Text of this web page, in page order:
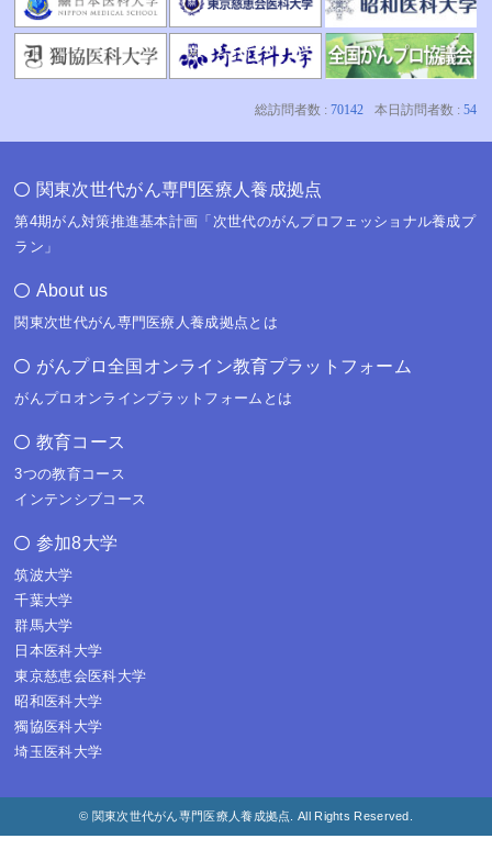
関東次世代がん専門医療人養成拠点
第4期がん対策推進基本計画「次世代のがんプロフェッショナル養成プ
ラン」
About us
関東次世代がん専門医療人養成拠点とは
がんプロ全国オンライン教育プラットフォーム
がんプロオンラインプラットフォームとは
教育コース
3つの教育コース
インテンシブコース
参加8大学
筑波大学
千葉大学
群馬大学
日本医科大学
東京慈恵会医科大学
昭和医科大学
獨協医科大学
埼玉医科大学
© 関東次世代がん専門医療人養成拠点. All Rights Reserved.